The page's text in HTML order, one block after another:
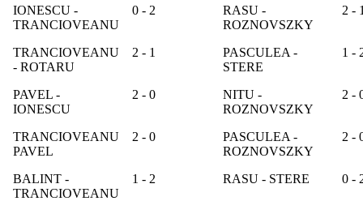
IONESCU -
TRANCIOVEANU
0 - 2
RASU -
ROZNOVSZKY
2 -
TRANCIOVEANU
- ROTARU
2 - 1
PASCULEA -
STERE
1 -
PAVEL -
IONESCU
2 - 0
NITU -
ROZNOVSZKY
2 -
TRANCIOVEANU
PAVEL
2 - 0
PASCULEA -
ROZNOVSZKY
2 -
BALINT -
TRANCIOVEANU
1 - 2 RASU - STERE 0 -